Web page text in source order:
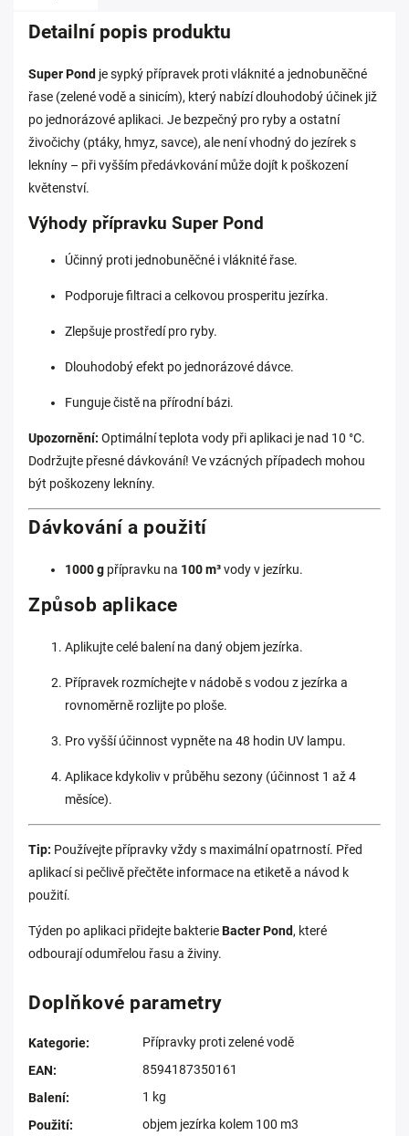
Detailní popis produktu
Super Pond je sypký přípravek proti vláknité a jednobuněčné
řase (zelené vodě a sinicím), který nabízí dlouhodobý účinek již
po jednorázové aplikaci. Je bezpečný pro ryby a ostatní
živočichy (ptáky, hmyz, savce), ale není vhodný do jezírek s
lekníny – při vyšším předávkování může dojít k poškození
květenství.
Výhody přípravku Super Pond
Účinný proti jednobuněčné i vláknité řase.
Podporuje filtraci a celkovou prosperitu jezírka.
Zlepšuje prostředí pro ryby.
Dlouhodobý efekt po jednorázové dávce.
Funguje čistě na přírodní bázi.
Upozornění: Optimální teplota vody při aplikaci je nad 10 °C.
Dodržujte přesné dávkování! Ve vzácných případech mohou
být poškozeny lekníny.
Dávkování a použití
1000 g přípravku na 100 m³vody v jezírku.
Způsob aplikace
Aplikujte celé balení na daný objem jezírka.
Přípravek rozmíchejte v nádobě s vodou z jezírka a
rovnoměrně rozlijte po ploše.
Pro vyšší účinnost vypněte na 48 hodin UV lampu.
Aplikace kdykoliv v průběhu sezony (účinnost 1 až 4
měsíce).
Tip: Používejte přípravky vždy s maximální opatrností. Před
aplikací si pečlivě přečtěte informace na etiketě a návod k
použití.
Týden po aplikaci přidejte bakterieBacter Pond, které
odbourají odumřelou řasu a živiny.
Doplňkové parametry
Kategorie:
Přípravky proti zelené vodě
EAN:
8594187350161
Balení:
1 kg
Použití: objem jezírka kolem 100 m3